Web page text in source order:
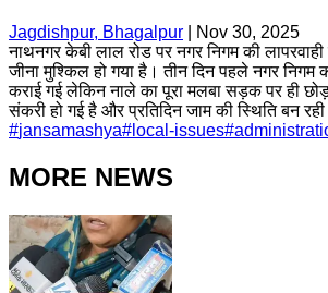
Jagdishpur, Bhagalpur
Nov 30, 2025
नाथनगर केबी लाल रोड पर नगर निगम की
जीना मुश्किल हो गया है। तीन दिन पहले नगर निगम
कराई गई लेकिन नाले का पूरा मलबा सड़क पर ही
संकरी हो गई है और प्रतिदिन जाम की स्थिति बन
#jansamashya# local-issues#
MORE NEWS